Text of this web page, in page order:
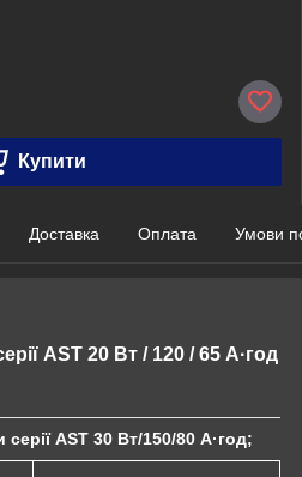
Купити
Доставка Оплата Умови
AST 20 Вт / 120 / 65 A·год
AST 30 Вт/150/80 А·год;